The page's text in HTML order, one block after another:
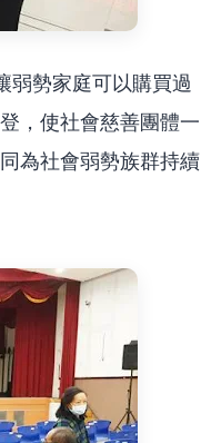
弱勢家庭可以購買過
，使社會慈善團體一
為社會弱勢族群持續